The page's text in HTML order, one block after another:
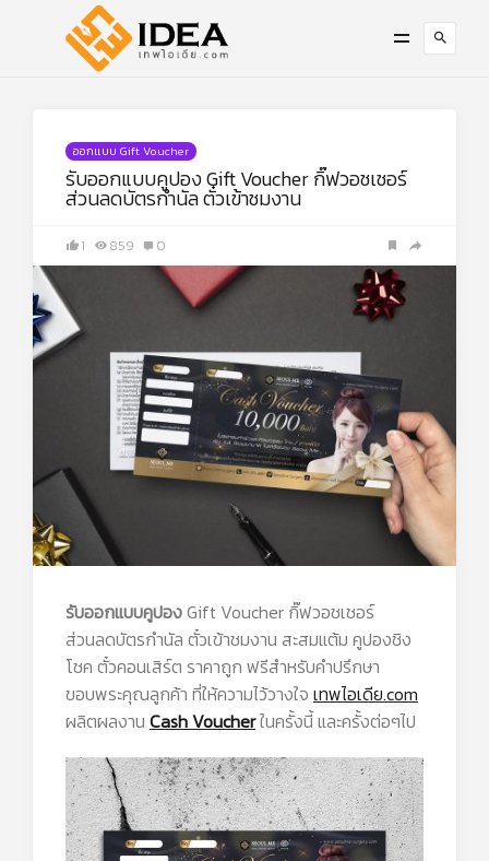
ออกแบบ Gift Voucher
รับออกแบบคูปอง Gift Voucher กิ๊ฟวอชเชอร์
ส่วนลดบัตรกำนัล ตั๋วเข้าชมงาน
1 859 0
รับออกแบบคูปองGift Voucher กิ๊ฟวอชเชอร์
ส่วนลดบัตรกำนัล ตั๋วเข้าชมงาน สะสมแต้ม คูปองชิง
โชค ตั๋วคอนเสิร์ต ราคาถูก ฟรีสำหรับคำปรึกษา
ขอบพระคุณลูกค้า ที่ให้ความไว้วางใจ เทพไอเดีย.com
ผลิตผลงาน Cash Voucherในครั้งนี้ และครั้งต่อๆไป